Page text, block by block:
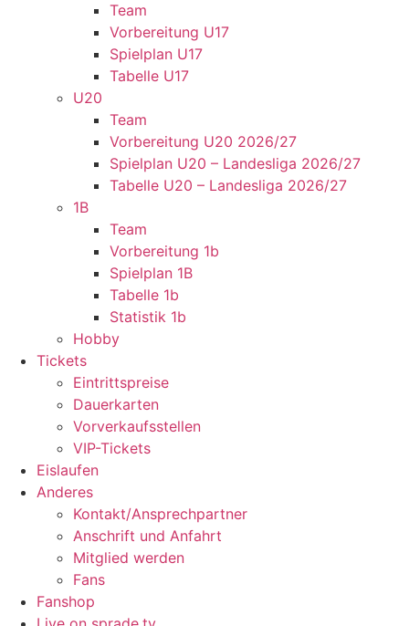
Team
Vorbereitung U17
Spielplan U17
Tabelle U17
U20
Team
Vorbereitung U20 2026/27
Spielplan U20 – Landesliga 2026/27
Tabelle U20 – Landesliga 2026/27
1B
Team
Vorbereitung 1b
Spielplan 1B
Tabelle 1b
Statistik 1b
Hobby
Tickets
Eintrittspreise
Dauerkarten
Vorverkaufsstellen
VIP-Tickets
Eislaufen
Anderes
Kontakt/Ansprechpartner
Anschrift und Anfahrt
Mitglied werden
Fans
Fanshop